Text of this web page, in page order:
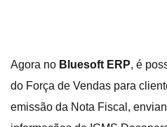
Agora no Bluesoft ERP, é
do Força de Vendas para
emissão da Nota Fiscal,